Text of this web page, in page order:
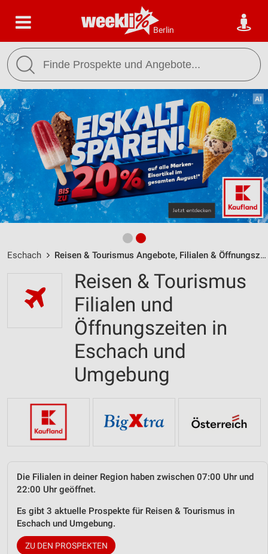
Berlin
Eschach Reisen & Tourismus Angebote, Filialen & Öffnungszeiten
Reisen & Tourismus
Filialen und
Öffnungszeiten in
Eschach und
Umgebung
Die Filialen in deiner Region haben zwischen 07:00 Uhr und
22:00 Uhr geöffnet.
Es gibt 3 aktuelle Prospekte für Reisen & Tourismus in
Eschach und Umgebung.
ZU DEN PROSPEKTEN